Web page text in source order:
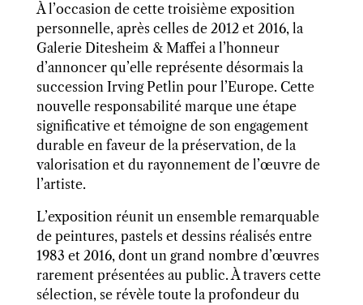
À l’occasion de cette troisième exposition
personnelle, après celles de 2012 et 2016, la
Galerie Ditesheim & Maffei a l’honneur
d’annoncer qu’elle représente désormais la
succession Irving Petlin pour l’Europe. Cette
nouvelle responsabilité marque une étape
significative et témoigne de son engagement
durable en faveur de la préservation, de la
valorisation et du rayonnement de l’œuvre de
l’artiste.
L’exposition réunit un ensemble remarquable
de peintures, pastels et dessins réalisés entre
1983 et 2016, dont un grand nombre d’œuvres
rarement présentées au public. À travers cette
sélection, se révèle toute la profondeur du